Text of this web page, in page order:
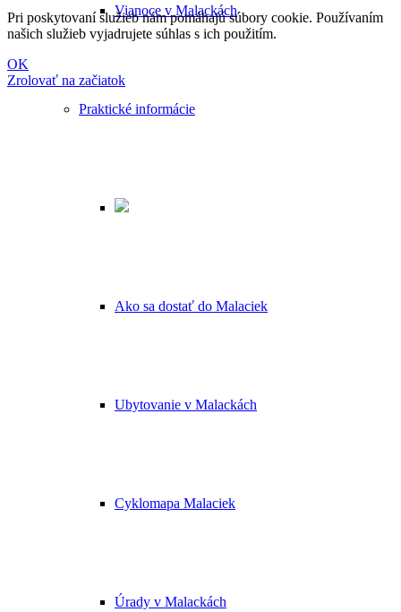
Vianoce v Malackách
Praktické informácie
Ako sa dostať do Malaciek
Ubytovanie v Malackách
Cyklomapa Malaciek
Úrady v Malackách
Pri poskytovaní služieb nám pomáhajú súbory cookie. Používaním
našich služieb vyjadrujete súhlas s ich použitím.
OK
Zrolovať na začiatok